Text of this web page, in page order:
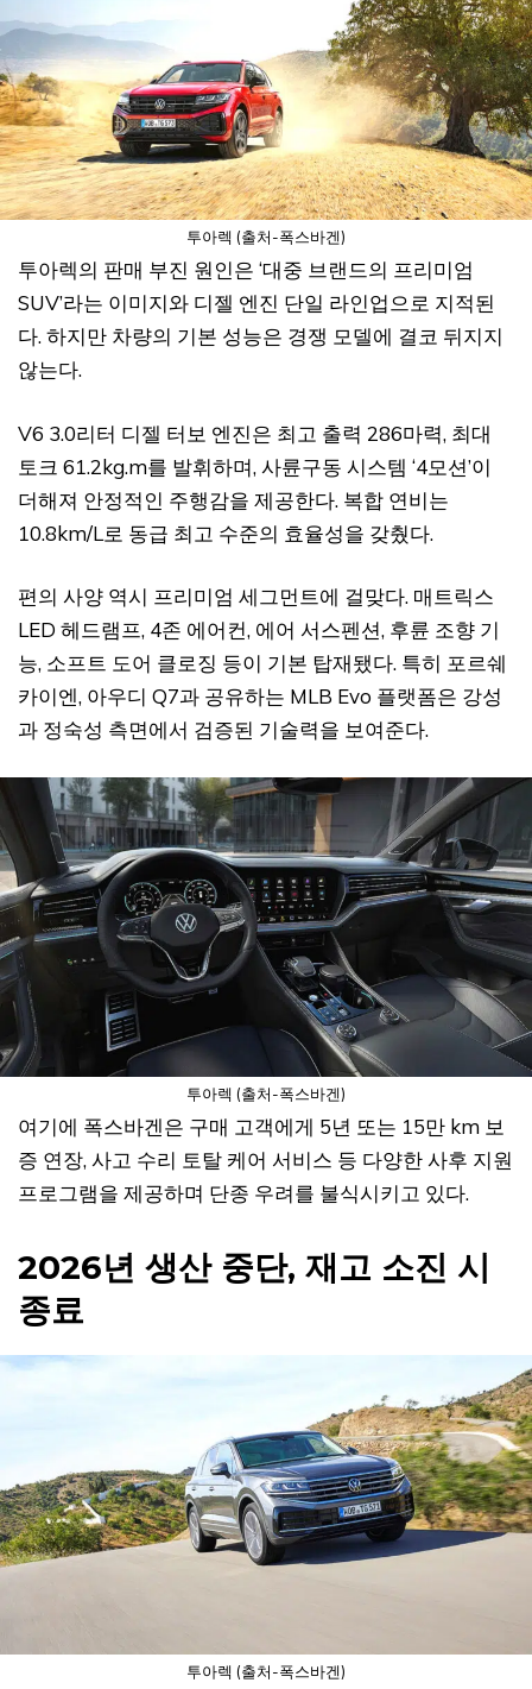
투아렉 (출처-폭스바겐)
투아렉의 판매 부진 원인은 ‘대중 브랜드의 프리미엄
SUV’라는 이미지와 디젤 엔진 단일 라인업으로 지적된
다. 하지만 차량의 기본 성능은 경쟁 모델에 결코 뒤지지
않는다.
V6 3.0리터 디젤 터보 엔진은 최고 출력 286마력, 최대
토크 61.2kg.m를 발휘하며, 사륜구동 시스템 ‘4모션’이
더해져 안정적인 주행감을 제공한다. 복합 연비는
10.8km/L로 동급 최고 수준의 효율성을 갖췄다.
편의 사양 역시 프리미엄 세그먼트에 걸맞다. 매트릭스
LED 헤드램프, 4존 에어컨, 에어 서스펜션, 후륜 조향 기
능, 소프트 도어 클로징 등이 기본 탑재됐다. 특히 포르쉐
카이엔, 아우디 Q7과 공유하는 MLB Evo 플랫폼은 강성
과 정숙성 측면에서 검증된 기술력을 보여준다.
투아렉 (출처-폭스바겐)
여기에 폭스바겐은 구매 고객에게 5년 또는 15만 km 보
증 연장, 사고 수리 토탈 케어 서비스 등 다양한 사후 지원
프로그램을 제공하며 단종 우려를 불식시키고 있다.
2026년 생산 중단, 재고 소진 시
종료
투아렉 (출처-폭스바겐)